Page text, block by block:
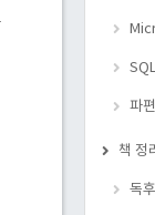
파
책 정
독